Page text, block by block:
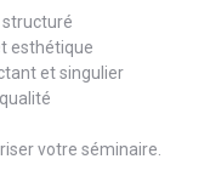
structuré
esthétique
et singulier
votre séminaire.